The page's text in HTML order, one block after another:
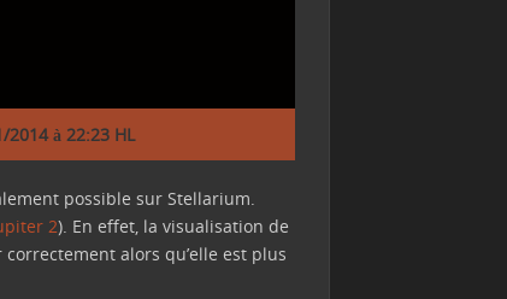
à 22:23 HL
possible sur Stellarium.
2). En effet, la visualisation de
alors qu’elle est plus